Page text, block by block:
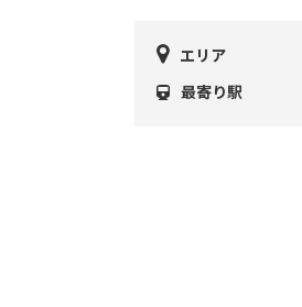
エリア
最寄り駅